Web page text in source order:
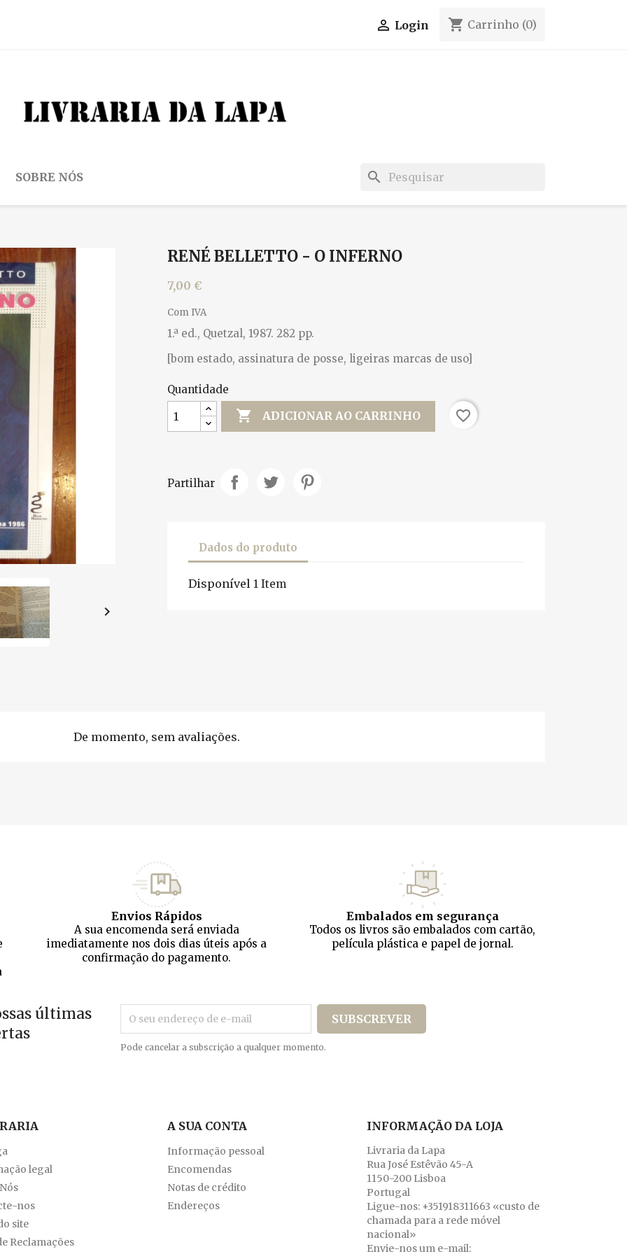
 Login shopping_cart Carrinho (0)
SOBRE NÓS search

RENÉ BELLETTO - O INFERNO
7,00 €
Com IVA
1.ª ed., Quetzal, 1987. 282 pp.
[bom estado, assinatura de posse, ligeiras marcas de uso]
Quantidade
 ADICIONAR AO CARRINHO favorite_border
Partilhar
Dados do produto
Disponível 1 Item
De momento, sem avaliações.
Envios Rápidos
A sua encomenda será enviada
imediatamente nos dois dias úteis após a
confirmação do pagamento.
Embalados em segurança
Todos os livros são embalados com cartão,
película plástica e papel de jornal.
últimas
Pode cancelar a subscrição a qualquer momento.
legal
nos
site
Reclamações
A SUA CONTA
Informação pessoal
Encomendas
Notas de crédito
Endereços
INFORMAÇÃO DA LOJA
Livraria da Lapa
Rua José Estêvão 45-A
1150-200 Lisboa
Portugal
Ligue-nos: +351918311663 «custo de
chamada para a rede móvel
nacional»
Envie-nos um e-mail: